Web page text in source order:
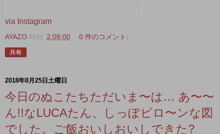
via Instagram
AYAZO 時刻: 2:08:00 0 件のコメント:
共有
2018年8月25日土曜日
今日のぬこたちただいま〜は… あ〜〜
ん!!なLUCAたん、しっぽピロ〜ンな図
でした。ご飯おいしおいしできた?